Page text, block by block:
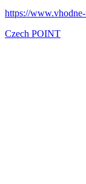
https://
Czech POINT